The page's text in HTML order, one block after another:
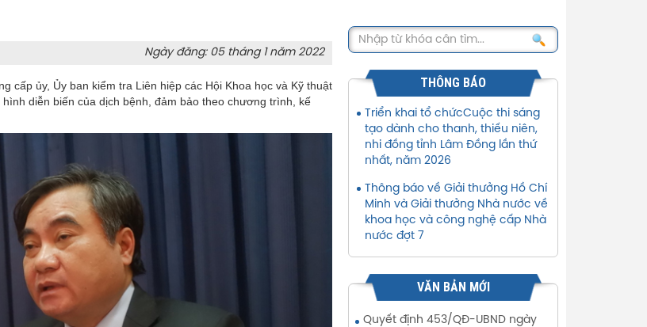
Ngày đăng: 05 tháng 1 năm 2022
cấp ủy, Ủy ban kiểm tra Liên hiệp các Hội Khoa học và Kỹ thuật
diễn biến của dịch bệnh, đảm bảo theo chương trình, kế
THÔNG BÁO
Triển khai tổ chứcCuộc thi sáng
tạo dành cho thanh, thiếu niên,
nhi đồng tỉnh Lâm Đồng lần thứ
nhất, năm 2026
Thông báo về Giải thưởng Hồ Chí
Minh và Giải thưởng Nhà nước về
khoa học và công nghệ cấp Nhà
nước đợt 7
VĂN BẢN MỚI
Quyết định 453/QĐ-UBND ngày